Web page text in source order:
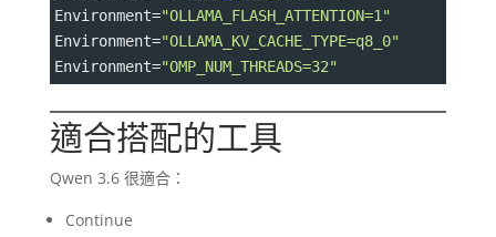
Environment="OLLAMA_FLASH_ATTENTION=1"
Environment="OLLAMA_KV_CACHE_TYPE=q8_0"
Environment="OMP_NUM_THREADS=32"
適合搭配的工具
Qwen 3.6 很適合：
Continue